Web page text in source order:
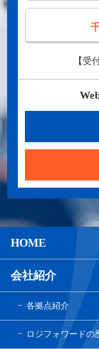
【受
HOME
会社紹介
各拠点紹介
ロジフォワードの